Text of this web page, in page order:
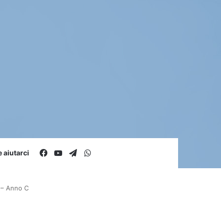
aiutarci Facebook
You TubeTelegram
Anno C